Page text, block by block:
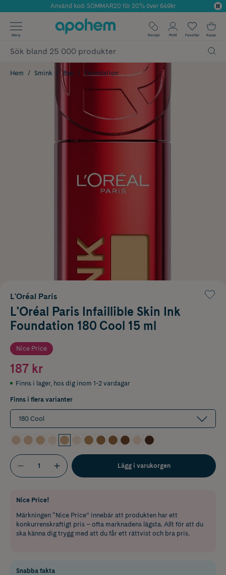
Årets Butik 2025 inom Skönhet
Använd kod: SOMMAR20 för 20% över 649kr
✓ Fri frakt
✓ Poäng på alla köp*
Meny Recept Profil Favoriter Kassa
Hem Smink Bas Foundation
L'Oréal Paris
L'Oréal Paris Infaillible Skin Ink
Foundation 180 Cool 15 ml
Nice Price
187 kr
Finns i lager, hos dig inom 1-2 vardagar
Finns i flera varianter
180 Cool
Lägg i varukorgen
Nice Price!
Märkningen “Nice Price” innebär att produkten har ett
konkurrenskraftigt pris – ofta marknadens lägsta. Allt för att du
ska känna dig trygg med att du får ett rättvist och bra pris.
Snabba fakta